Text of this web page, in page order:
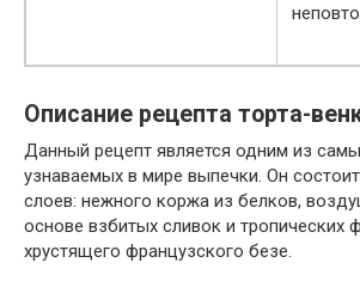
Описание рецепта торта-
Данный рецепт является одним из
узнаваемых в мире выпечки. Он
слоев: нежного коржа из белков,
основе взбитых сливок и тропических
хрустящего французского безе.